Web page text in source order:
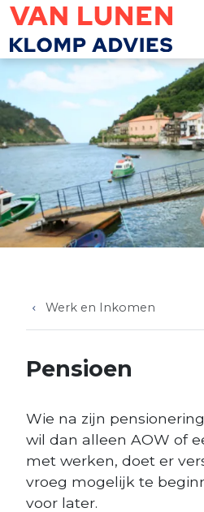
Overslaan en naar de inhoud
Werk en Inkomen
Pensioen
Wie na zijn
wil dan alleen AOW of
met werken, doet er
vroeg mogelijk te
voor later.